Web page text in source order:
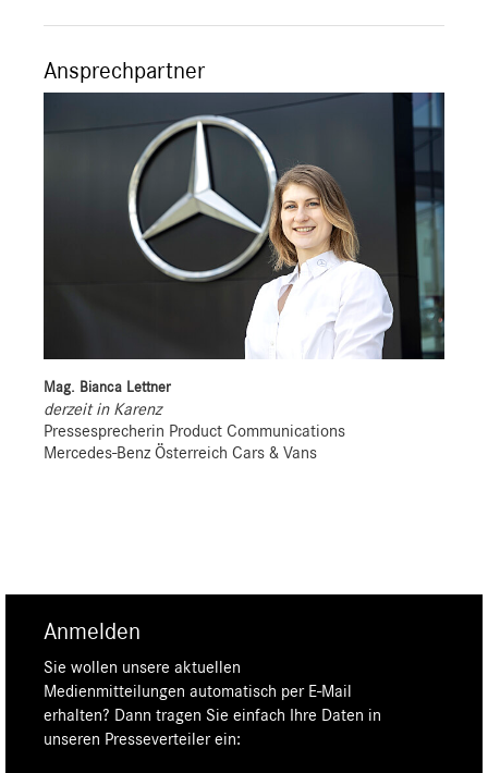
Ansprechpartner
Mag. Bianca Lettner
derzeit in Karenz
Pressesprecherin Product Communications
Mercedes-Benz Österreich Cars & Vans
Anmelden
Sie wollen unsere aktuellen
Medienmitteilungen automatisch per E-Mail
erhalten? Dann tragen Sie einfach Ihre Daten in
unseren Presseverteiler ein: